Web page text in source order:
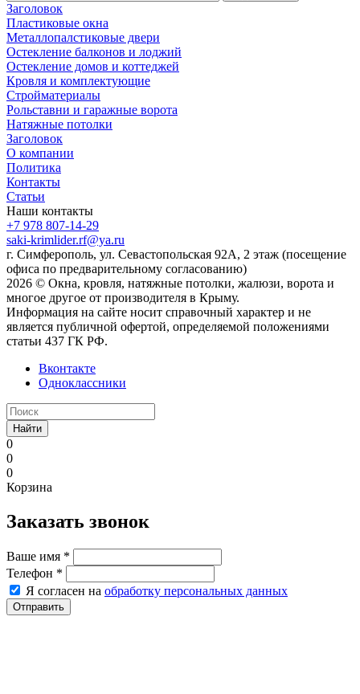
Заголовок
Пластиковые окна
Металлопалстиковые двери
Остекление балконов и лоджий
Остекление домов и коттеджей
Кровля и комплектующие
Стройматериалы
Рольставни и гаражные ворота
Натяжные потолки
Заголовок
О компании
Политика
Контакты
Статьи
Наши контакты
+7 978 807-14-29
saki-krimlider.rf@ya.ru
г. Симферополь, ул. Севастопольская 92А, 2 этаж (посещение
офиса по предварительному согласованию)
2026 © Окна, кровля, натяжные потолки, жалюзи, ворота и
многое другое от производителя в Крыму.
Информация на сайте носит справочный характер и не
является публичной офертой, определяемой положениями
статьи 437 ГК РФ.
Вконтакте
Одноклассники
Найти
0
0
0
Корзина
Заказать звонок
Ваше имя *
Телефон *
Я согласен на обработку персональных данных